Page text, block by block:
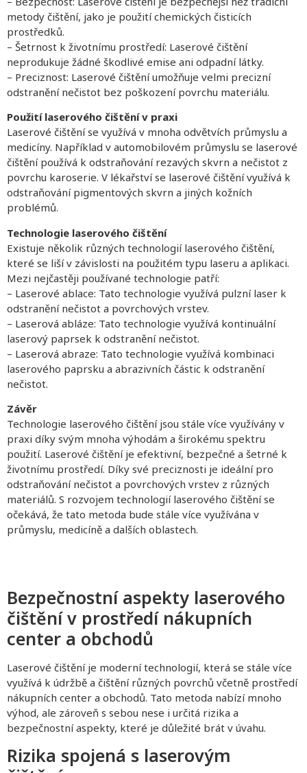
metody čištění, jako je použití chemických čisticích
prostředků.
– Šetrnost k životnímu prostředí: Laserové čištění
neprodukuje žádné škodlivé emise ani odpadní látky.
– Preciznost: Laserové čištění umožňuje velmi precizní
odstranění nečistot bez poškození povrchu materiálu.
Použití laserového čištění v praxi
Laserové čištění se využívá v mnoha odvětvích průmyslu a
medicíny. Například v automobilovém průmyslu se laserové
čištění používá k odstraňování rezavých skvrn a nečistot z
povrchu karoserie. V lékařství se laserové čištění využívá k
odstraňování pigmentových skvrn a jiných kožních
problémů.
Technologie laserového čištění
Existuje několik různých technologií laserového čištění,
které se liší v závislosti na použitém typu laseru a aplikaci.
Mezi nejčastěji používané technologie patří:
– Laserové ablace: Tato technologie využívá pulzní laser k
odstranění nečistot a povrchových vrstev.
– Laserová abláze: Tato technologie využívá kontinuální
laserový paprsek k odstranění nečistot.
– Laserová abraze: Tato technologie využívá kombinaci
laserového paprsku a abrazivních částic k odstranění
nečistot.
Závěr
Technologie laserového čištění jsou stále více využívány v
praxi díky svým mnoha výhodám a širokému spektru
použití. Laserové čištění je efektivní, bezpečné a šetrné k
životnímu prostředí. Díky své preciznosti je ideální pro
odstraňování nečistot a povrchových vrstev z různých
materiálů. S rozvojem technologií laserového čištění se
očekává, že tato metoda bude stále více využívána v
průmyslu, medicíně a dalších oblastech.
Bezpečnostní aspekty laserového
čištění v prostředí nákupních
center a obchodů
Laserové čištění je moderní technologií, která se stále více
využívá k údržbě a čištění různých povrchů včetně prostředí
nákupních center a obchodů. Tato metoda nabízí mnoho
výhod, ale zároveň s sebou nese i určitá rizika a
bezpečnostní aspekty, které je důležité brát v úvahu.
Rizika spojená s laserovým